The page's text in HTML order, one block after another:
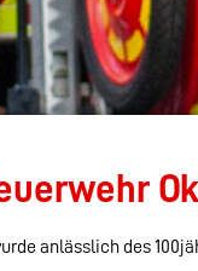
anlässlich des